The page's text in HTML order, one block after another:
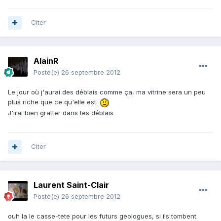
Citer
AlainR
Posté(e) 26 septembre 2012
Le jour où j'aurai des déblais comme ça, ma vitrine sera un peu
plus riche que ce qu'elle est.
J'irai bien gratter dans tes déblais
Citer
Laurent Saint-Clair
Posté(e) 26 septembre 2012
ouh la le casse-tete pour les futurs geologues, si ils tombent